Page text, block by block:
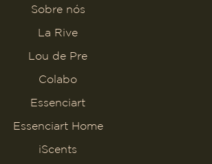
Sobre nós
La Rive
Lou de Pre
Colabo
Essenciart
Essenciart Home
iScents